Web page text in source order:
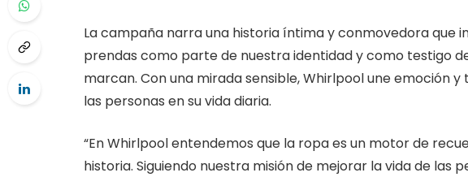
La campaña narra una historia íntima y conmovedora que
prendas como parte de nuestra identidad y como testigo
marcan. Con una mirada sensible, Whirlpool une emoción
las personas en su vida diaria.
“En Whirlpool entendemos que la ropa es un motor de
historia. Siguiendo nuestra misión de mejorar la vida de las